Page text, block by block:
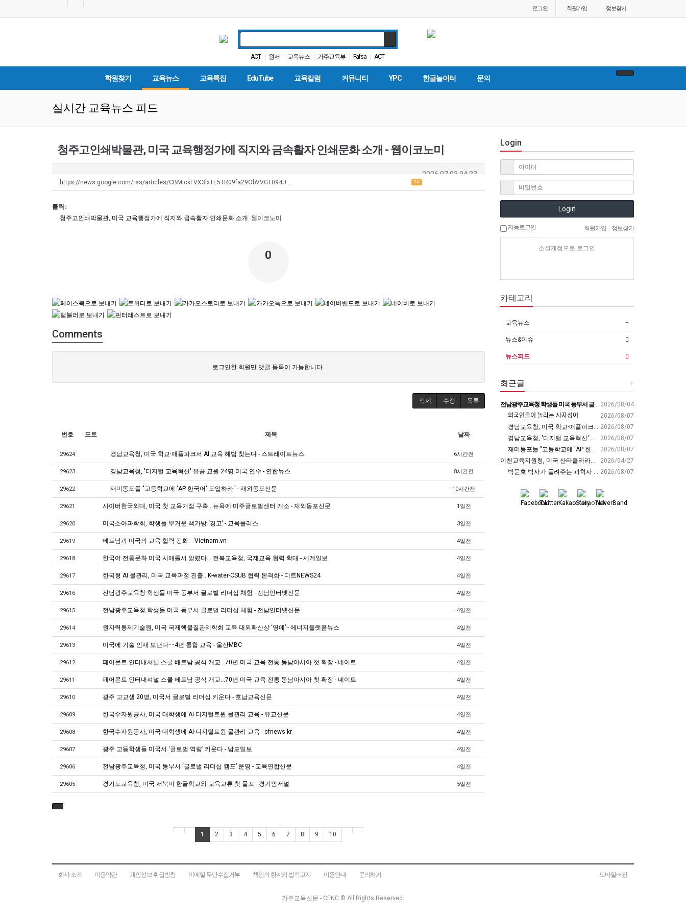
로그인 회원가입 정보찾기
ACT | 원서 | 교육뉴스 | 가주교육부 | Fafsa | ACT
| 캘리포니아 교육부 | 학자금 | 봉사활동 | 학교급식
학원찾기 교육뉴스 교육특집 EduTube 교육칼럼 커뮤니티 YPC 한글놀이터 문의
실시간 교육뉴스 피드
청주고인쇄박물관, 미국 교육행정가에 직지와 금속활자 인쇄문화 소개 - 웹이코노미
2026.07.03 04:33
15
https://news.google.com/rss/articles/CBMickFVX3lxTE5TR09fa29ObVVGT094U…
클릭↓
청주고인쇄박물관, 미국 교육행정가에 직지와 금속활자 인쇄문화 소개
웹이코노미
0
Comments
로그인한 회원만 댓글 등록이 가능합니다.
삭제 수정 목록
번호 포토 제목 날짜
29624 경남교육청, 미국 학교·애플파크서 AI 교육 해법 찾는다 - 스트레이트뉴스 6시간전
29623 경남교육청, '디지털 교육혁신' 유공 교원 24명 미국 연수 - 연합뉴스 8시간전
29622 재미동포들 "고등학교에 'AP 한국어' 도입하라“ - 재외동포신문 10시간전
29621 사이버한국외대, 미국 첫 교육거점 구축…뉴욕에 미주글로벌센터 개소 - 재외동포신문 1일전
29620 미국소아과학회, 학생들 무거운 책가방 ‘경고’ - 교육플러스 3일전
29619 베트남과 미국의 교육 협력 강화. - Vietnam.vn 4일전
29618 한국어·전통문화 미국 시애틀서 알렸다… 전북교육청, 국제교육 협력 확대 - 세계일보 4일전
29617 한국형 AI 물관리, 미국 교육과정 진출...K-water-CSUB 협력 본격화 - 디트NEWS24 4일전
29616 전남광주교육청 학생들 미국 동부서 글로벌 리더십 체험 - 전남인터넷신문 4일전
29615 전남광주교육청 학생들 미국 동부서 글로벌 리더십 체험 - 전남인터넷신문 4일전
29614 원자력통제기술원, 미국 국제핵물질관리학회 교육·대외확산상 ‘영예’ - 에너지플랫폼뉴스 4일전
29613 미국에 기술 인재 보낸다‥4년 통합 교육 - 울산MBC 4일전
29612 페어몬트 인터내셔널 스쿨 베트남 공식 개교…70년 미국 교육 전통 동남아시아 첫 확장 - 네이트 4일전
29611 페어몬트 인터내셔널 스쿨 베트남 공식 개교…70년 미국 교육 전통 동남아시아 첫 확장 - 네이트 4일전
29610 광주 고교생 20명, 미국서 글로벌 리더십 키운다 - 호남교육신문 4일전
29609 한국수자원공사, 미국 대학생에 AI·디지털트윈 물관리 교육 - 유교신문 4일전
29608 한국수자원공사, 미국 대학생에 AI·디지털트윈 물관리 교육 - cfnews.kr 4일전
29607 광주 고등학생들 미국서 ‘글로벌 역량’ 키운다 - 남도일보 4일전
29606 전남광주교육청, 미국 동부서 ‘글로벌 리더십 캠프’ 운영 - 교육연합신문 4일전
29605 경기도교육청, 미국 서북미 한글학교와 교육교류 첫 물꼬 - 경기인저널 5일전
1 2 3 4 5 6 7 8 9 10
Login
Login
자동로그인 회원가입 정보찾기
소셜계정으로 로그인
카테고리
교육뉴스
뉴스&이슈
뉴스피드
+
최근글
2026/08/04
전남광주교육청 학생들 미국 동부서 글로벌 리더십 체험 - 전남인터넷신문
2026/08/07
외국인들이 놀라는 사자성어
2026/08/07
경남교육청, 미국 학교·애플파크서 AI 교육 해법 찾는다 - 스트레이트뉴스
2026/08/07
경남교육청, '디지털 교육혁신' 유공 교원 24명 미국 연수 - 연합뉴스
2026/08/07
재미동포들 "고등학교에 'AP 한국어' 도입하라“ - 재외동포신문
2026/04/27
이천교육지원청, 미국 산타클라라와 국제교육교류 파트너십 회의 개최:경인투데이뉴스 - 경인투데이뉴스
2026/08/07
박문호 박사가 들려주는 과학사 속 결정적 순간들! 직관을 뛰어넘는 과학적 통찰 : 생각하는 청소년을 위한 과학 시리즈 1부(feat.박문호 박사)
회사 소개 이용약관 개인정보 취급방침 이메일 무단수집거부 책임의 한계와 법적고지 이용안내 문의하기 모바일버전
가주교육신문 - CENC © All Rights Reserved.